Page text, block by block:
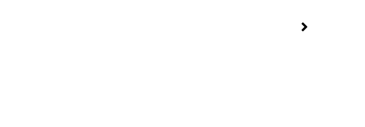
This carousel shows one large product image at a time. Use the Previous and Next buttons